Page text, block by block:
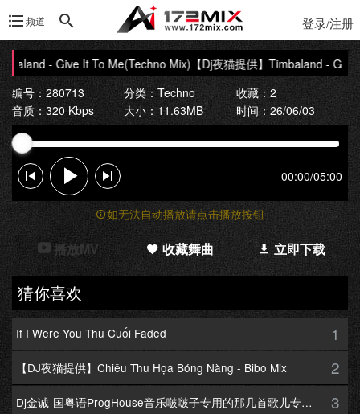
频道 登录/注册
- Give It To Me(Techno Mix)【Dj夜猫提供】Timbaland - Give
编号：280713
分类：Techno
收藏：2
音质：320 Kbps
大小：11.63MB 时间：26/06/03
00:00/05:00
如无法自动播放请点击播放按钮
播放MV 收藏舞曲 立即下载
猜你喜欢
If I Were You Thu Cuối Faded 1
【DJ夜猫提供】Chiều Thu Họa Bóng Nàng - Bibo Mix 2
Dj金诚-国粤语ProgHouse音乐啵啵子专用的那几首歌儿专辑172Mix串烧 3